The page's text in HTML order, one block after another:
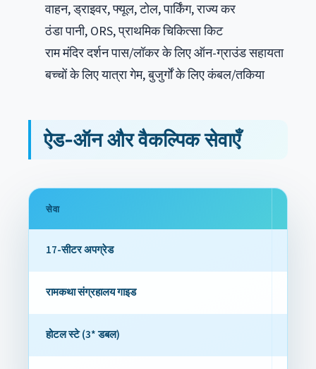
वाहन, ड्राइवर, फ्यूल, टोल, पार्किंग, राज्य कर
ठंडा पानी, ORS, प्राथमिक चिकित्सा किट
राम मंदिर दर्शन पास/लॉकर के लिए ऑन-ग्राउंड सहायता
बच्चों के लिए यात्रा गेम, बुजुर्गों के लिए कंबल/तकिया
ऐड-ऑन और वैकल्पिक सेवाएँ
सेवा
17-सीटर अपग्रेड
रामकथा संग्रहालय गाइड
होटल स्टे (3* डबल)